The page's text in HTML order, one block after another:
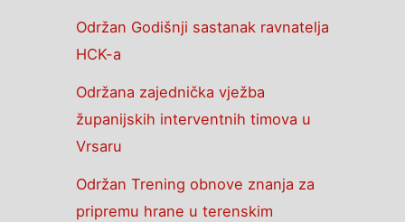
Održan Godišnji sastanak ravnatelja
HCK-a
Održana zajednička vježba
županijskih interventnih timova u
Vrsaru
Održan Trening obnove znanja za
pripremu hrane u terenskim